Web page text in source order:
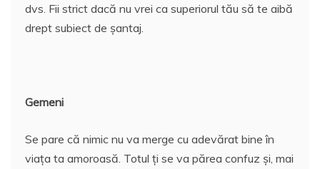
dvs. Fii strict dacă nu vrei ca superiorul tău să te aibă
drept subiect de șantaj.
Gemeni
Se pare că nimic nu va merge cu adevărat bine în
viața ta amoroasă. Totul ți se va părea confuz și, mai